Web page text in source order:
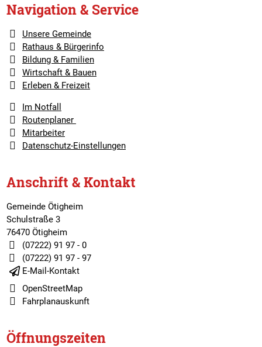
Navigation & Service
Unsere Gemeinde
Rathaus & Bürgerinfo
Bildung & Familien
Wirtschaft & Bauen
Erleben & Freizeit
Im Notfall
Routenplaner
Mitarbeiter
Datenschutz-Einstellungen
Anschrift & Kontakt
Gemeinde Ötigheim
Schulstraße 3
76470 Ötigheim
(07222) 91 97 - 0
(07222) 91 97 - 97
E-Mail-Kontakt
OpenStreetMap
Fahrplanauskunft
Öffnungszeiten